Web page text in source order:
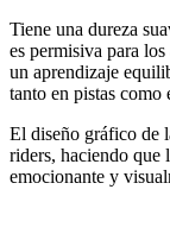
Tiene una dureza
es permisiva para
un aprendizaje
tanto en pistas como
El diseño gráfico de
riders, haciendo que
emocionante y